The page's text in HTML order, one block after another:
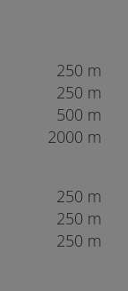
250 m
250 m
500 m
2000 m
250 m
250 m
250 m